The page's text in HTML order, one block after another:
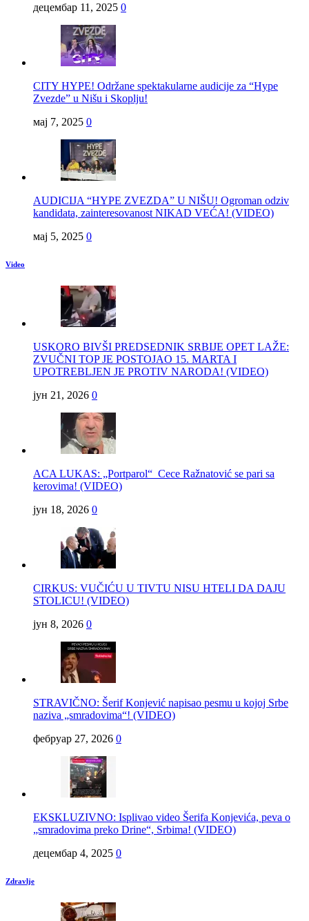
децембар 11, 2025 0
CITY HYPE! Održane spektakularne audicije za “Hype
Zvezde” u Nišu i Skoplju!
мај 7, 2025 0
AUDICIJA “HYPE ZVEZDA” U NIŠU! Ogroman odziv
kandidata, zainteresovanost NIKAD VEĆA! (VIDEO)
мај 5, 2025 0
Video
USKORO BIVŠI PREDSEDNIK SRBIJE OPET LAŽE:
ZVUČNI TOP JE POSTOJAO 15. MARTA I
UPOTREBLJEN JE PROTIV NARODA! (VIDEO)
јун 21, 2026 0
ACA LUKAS: „Portparol“ Cece Ražnatović se pari sa
kerovima! (VIDEO)
јун 18, 2026 0
CIRKUS: VUČIĆU U TIVTU NISU HTELI DA DAJU
STOLICU! (VIDEO)
јун 8, 2026 0
STRAVIČNO: Šerif Konjević napisao pesmu u kojoj Srbe
naziva „smradovima“! (VIDEO)
фебруар 27, 2026 0
EKSKLUZIVNO: Isplivao video Šerifa Konjevića, peva o
„smradovima preko Drine“, Srbima! (VIDEO)
децембар 4, 2025 0
Zdravlje